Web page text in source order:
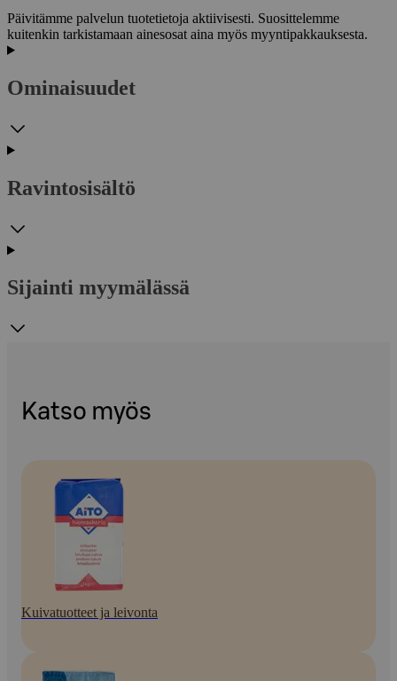
Päivitämme palvelun tuotetietoja aktiivisesti. Suosittelemme
kuitenkin tarkistamaan ainesosat aina myös myyntipakkauksesta.
Ominaisuudet
Ravintosisältö
Sijainti myymälässä
Katso myös
Kuivatuotteet ja leivonta